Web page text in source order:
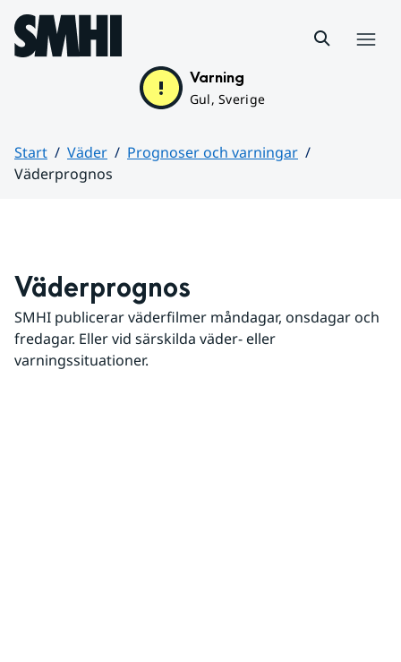
Hoppa till sidans innehåll
Varning
Gul, Sverige
Start Väder
Prognoser och varningar
Väderprognos
Väderprognos
SMHI publicerar väderfilmer måndagar, onsdagar och
fredagar. Eller vid särskilda väder- eller
varningssituationer.